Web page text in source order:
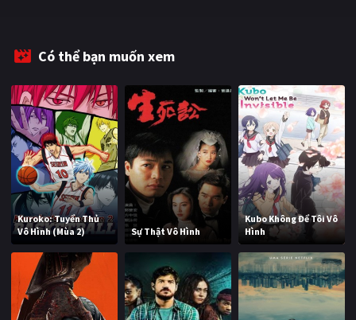
Có thể bạn muốn xem
Kuroko: Tuyển Thủ
Vô Hình (Mùa 2)
Sự Thật Vô Hình
Kubo Không Để Tôi Vô
Hình